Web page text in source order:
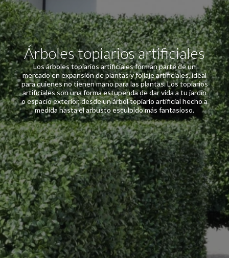
Árboles topiarios artificiales
Los árboles topiarios artificiales forman parte de un
mercado en expansión de plantas y follaje artificiales, ideal
para quienes no tienen mano para las plantas. Los topiarios
artificiales son una forma estupenda de dar vida a tu jardín
o espacio exterior, desde un árbol topiario artificial hecho a
medida hasta el arbusto esculpido más fantasioso.